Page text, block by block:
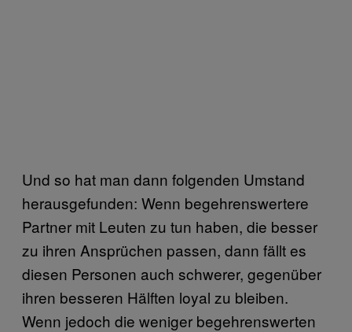
Und so hat man dann folgenden Umstand
herausgefunden: Wenn begehrenswertere
Partner mit Leuten zu tun haben, die besser
zu ihren Ansprüchen passen, dann fällt es
diesen Personen auch schwerer, gegenüber
ihren besseren Hälften loyal zu bleiben.
Wenn jedoch die weniger begehrenswerten